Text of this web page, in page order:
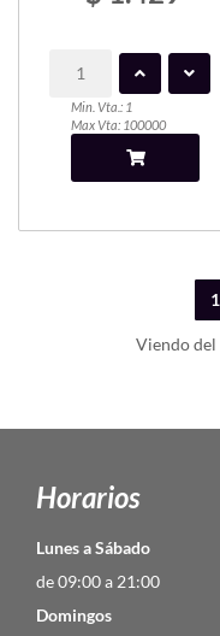
Min. Vta.: 1
Max Vta: 100000
1
Viendo del
Horarios
Lunes a Sábado
de 09:00 a 21:00
Domingos